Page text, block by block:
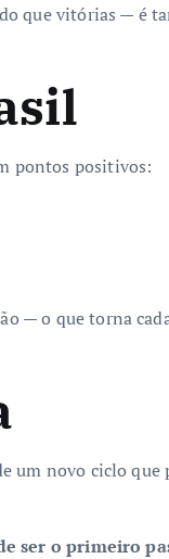
que vitórias — é
pontos positivos:
— o que torna
um novo ciclo
ser o primeiro